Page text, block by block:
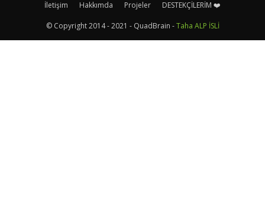
İletişim Hakkımda Projeler DESTEKÇİLERİM ❤️
© Copyright 2014 - 2021 - QuadBrain -Taha ALP İSLİ